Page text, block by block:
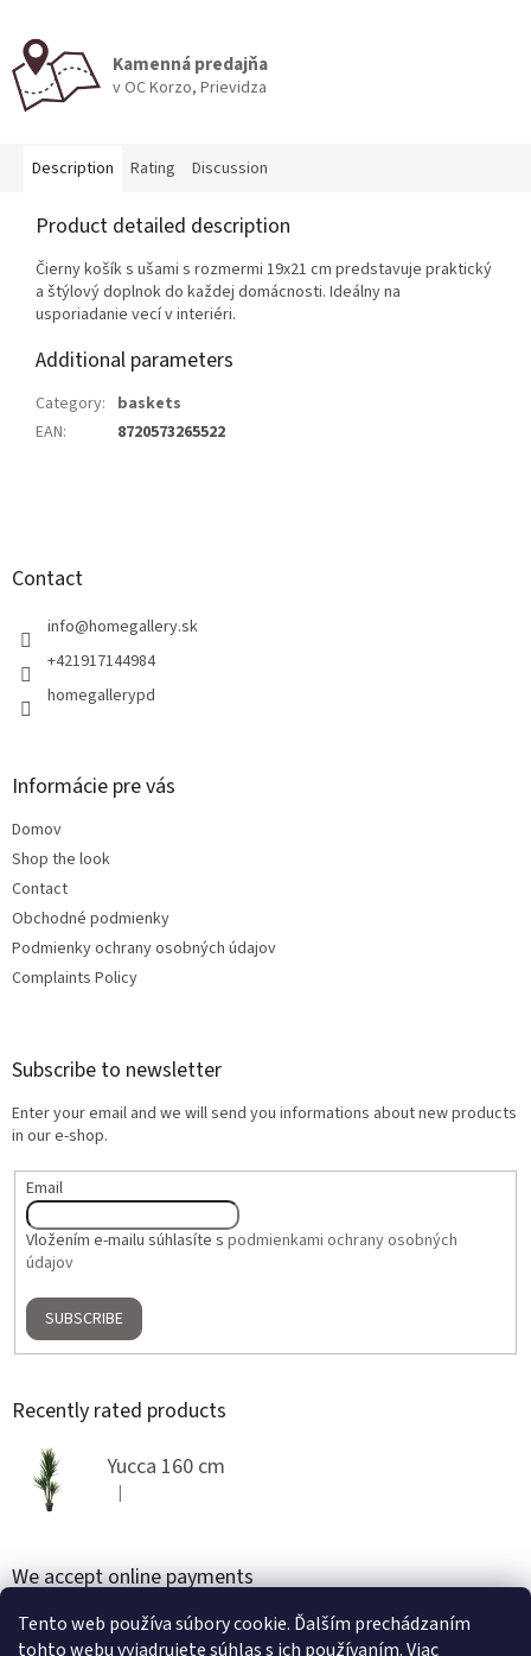
Tento web používa súbory cookie. Ďalším prechádzaním
tohto webu vyjadrujete súhlas s ich používaním. Viac
Kamenná predajňa
v OC Korzo, Prievidza
Description Rating Discussion
Product detailed description
Čierny košík s ušami s rozmermi 19x21 cm predstavuje praktický
a štýlový doplnok do každej domácnosti. Ideálny na
usporiadanie vecí v interiéri.
Additional parameters
Category: baskets
EAN: 8720573265522
Contact
info@homegallery.sk
+421917144984
homegallerypd
Informácie pre vás
Domov
Shop the look
Contact
Obchodné podmienky
Podmienky ochrany osobných údajov
Complaints Policy
Subscribe to newsletter
Enter your email and we will send you informations about new products
in our e-shop.
Email
Vložením e-mailu súhlasíte s podmienkami ochrany osobných
údajov
SUBSCRIBE
Recently rated products
Yucca 160 cm
The product rating is 5 out of 5 stars.
|
We accept online payments